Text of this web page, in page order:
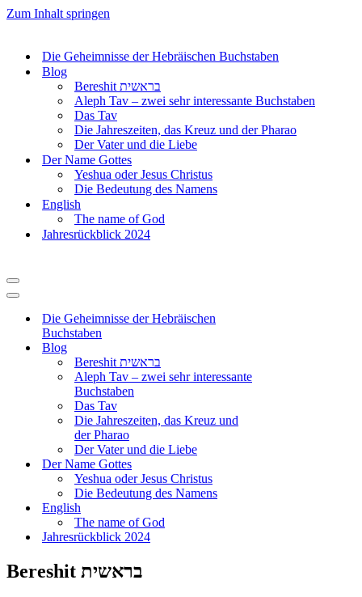
Zum Inhalt springen
Die Geheimnisse der Hebräischen Buchstaben
Blog
Bereshit בראשית
Aleph Tav – zwei sehr interessante Buchstaben
Das Tav
Die Jahreszeiten, das Kreuz und der Pharao
Der Vater und die Liebe
Der Name Gottes
Yeshua oder Jesus Christus
Die Bedeutung des Namens
English
The name of God
Jahresrückblick 2024
Navigationsmenü
Navigationsmenü
Die Geheimnisse der Hebräischen
Buchstaben
Blog
Bereshit בראשית
Aleph Tav – zwei sehr interessante
Buchstaben
Das Tav
Die Jahreszeiten, das Kreuz und
der Pharao
Der Vater und die Liebe
Der Name Gottes
Yeshua oder Jesus Christus
Die Bedeutung des Namens
English
The name of God
Jahresrückblick 2024
Bereshit בראשית